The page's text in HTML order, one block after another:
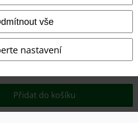
vše
nastavení
Přidat do košíku
bezpoštovného a balného